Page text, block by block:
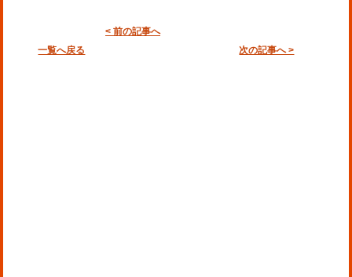
< 前の記事へ
一覧へ戻る
次の記事へ >